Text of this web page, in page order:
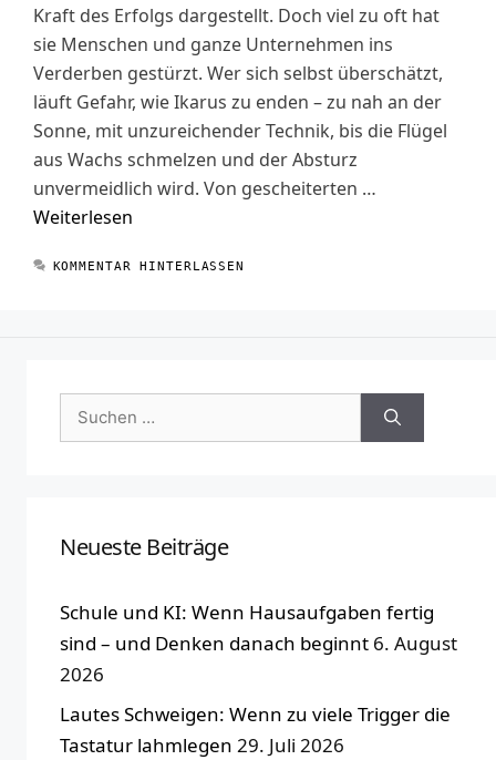
Kraft des Erfolgs dargestellt. Doch viel zu oft hat
sie Menschen und ganze Unternehmen ins
Verderben gestürzt. Wer sich selbst überschätzt,
läuft Gefahr, wie Ikarus zu enden – zu nah an der
Sonne, mit unzureichender Technik, bis die Flügel
aus Wachs schmelzen und der Absturz
unvermeidlich wird. Von gescheiterten …
Weiterlesen
KOMMENTAR HINTERLASSEN
Suchen
nach:
Neueste Beiträge
Schule und KI: Wenn Hausaufgaben fertig
sind – und Denken danach beginnt 6. August
2026
Lautes Schweigen: Wenn zu viele Trigger die
Tastatur lahmlegen 29. Juli 2026